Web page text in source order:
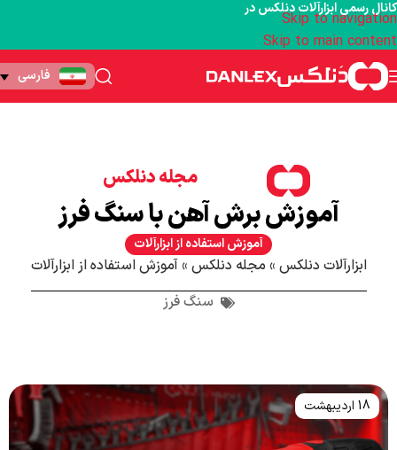
Skip to navigation
Skip to main content
کانال رسمی ابزارآلات دنلکس در
فارسی
مجله دنلکس
آموزش برش آهن با سنگ فرز
آموزش استفاده از ابزارآلات
ابزارآلات دنلکس » مجله دنلکس »آموزش استفاده از ابزارآلات
سنگ فرز
18 اردیبهشت